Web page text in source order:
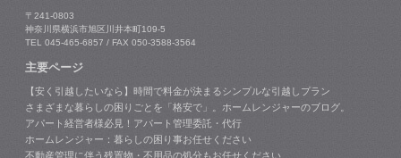
〒241-0803
神奈川県横浜市旭区川井本町109-5
TEL 045-465-6857 / FAX 050-3588-3564
主要ページ
【安く引越したいなら】時間で料金が決まるシンプルな引越しプラン
さまざまな暮らしの困りごとを「格安で」。ホームレンジャーのブログ。
アパート経営者様必見！アパート管理委託・代行
ホームレンジャー：暮らしの困り事お任せください
不動産管理に伴う残置物・不用品の処分もお任せください